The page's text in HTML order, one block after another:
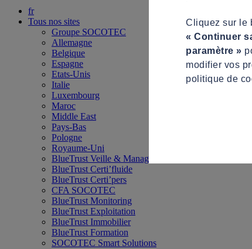
fr
Tous nos sites
Groupe SOCOTEC
Allemagne
Belgique
Espagne
Etats-Unis
Italie
Luxembourg
Maroc
Middle East
Pays-Bas
Pologne
Royaume-Uni
BlueTrust Veille & Management
BlueTrust Certi’fluide
BlueTrust Certi’pers
CFA SOCOTEC
BlueTrust Monitoring
BlueTrust Exploitation
BlueTrust Immobilier
BlueTrust Formation
SOCOTEC Smart Solutions
Cliquez sur le
« Continuer
paramètre »
modifier vos
politique de